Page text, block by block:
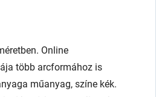
Online
több arcformához is
műanyag, színe kék.